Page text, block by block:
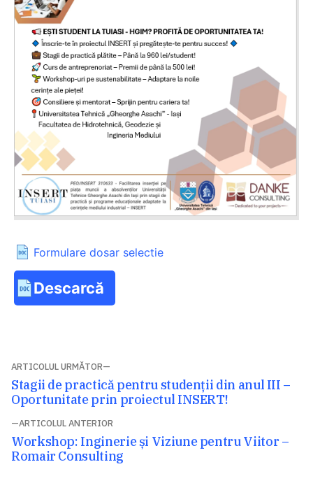
Formulare dosar selectie
Descarcă
Navigare
în
articole
ARTICOLUL ANTERIOR
Articolul
anterior:
Workshop: Inginerie și Viziune pentru Viitor –
Romair Consulting
ARTICOLUL URMĂTOR
Articolul
următor:
Stagii de practică pentru studenții din anul III –
Oportunitate prin proiectul INSERT!